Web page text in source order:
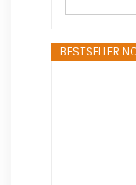
BESTSELLER